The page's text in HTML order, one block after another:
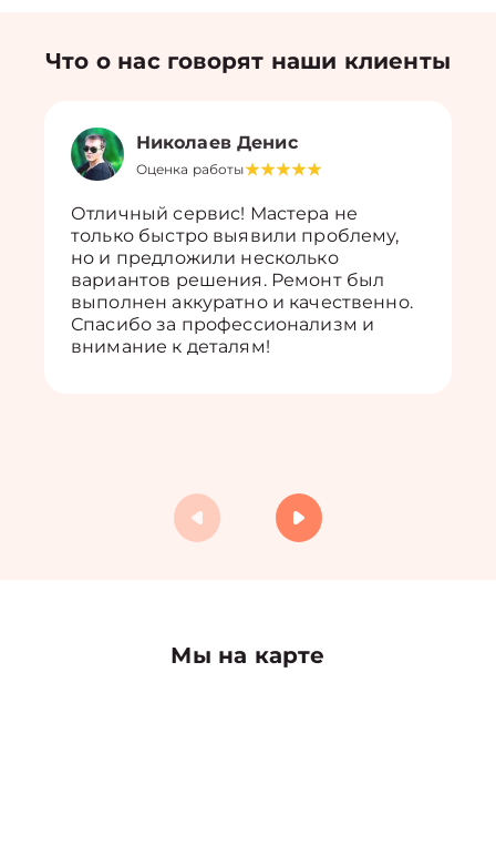
Что о нас говорят наши клиенты
Николаев Денис
Оценка работы
Отличный сервис! Мастера не
только быстро выявили проблему,
но и предложили несколько
вариантов решения. Ремонт был
выполнен аккуратно и качественно.
Спасибо за профессионализм и
внимание к деталям!
Мы на карте